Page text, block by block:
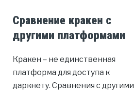
Сравнение кракен с
другими платформами
Кракен – не единственная
платформа для доступа к
даркнету. Сравнения с другими